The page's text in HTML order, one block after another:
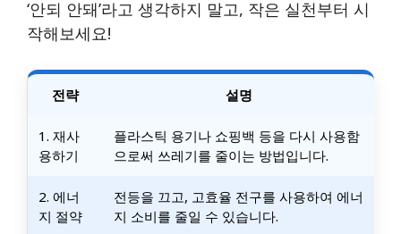
‘안되 안돼’라고 생각하지 말고, 작은 실천부터 시
작해보세요!
전략 설명
1. 재사
용하기
플라스틱 용기나 쇼핑백 등을 다시 사용함
으로써 쓰레기를 줄이는 방법입니다.
2. 에너
지 절약
전등을 끄고, 고효율 전구를 사용하여 에너
지 소비를 줄일 수 있습니다.